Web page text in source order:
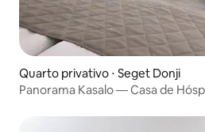
Quarto privativo ⋅ Seget Donji
Panorama Kasalo — Casa de